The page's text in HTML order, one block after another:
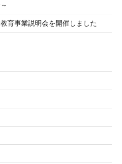
育事業説明会を開催しました